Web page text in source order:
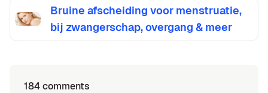
Bruine afscheiding voor menstruatie,
bij zwangerschap, overgang & meer
184 comments